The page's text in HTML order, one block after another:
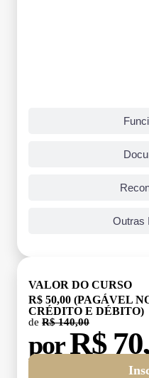
Outras
VALOR DO CURSO
R$ 50,00 (PAGÁVEL
CRÉDITO E DÉBITO)
de R$ 140,00
porR$